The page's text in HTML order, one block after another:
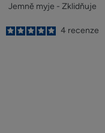
Jemně myje - Zklidňuje
5
/
5
4 recenze